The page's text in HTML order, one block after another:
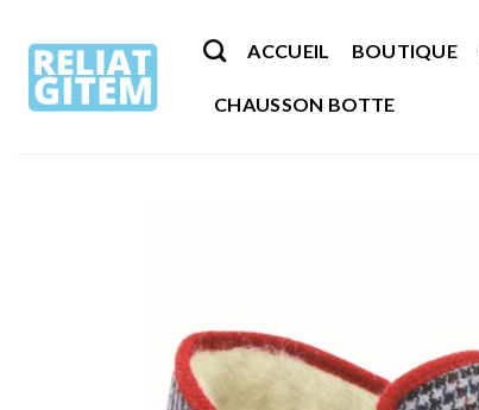
contenu
ACCUEIL BOUTIQUE
CHAUSSON BOTTE